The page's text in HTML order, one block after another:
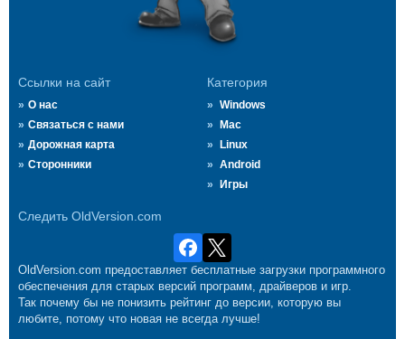
Ссылки на сайт
О нас
Связаться с нами
Дорожная карта
Сторонники
Категория
Windows
Mac
Linux
Android
Игры
Следить OldVersion.com
OldVersion.com предоставляет бесплатные загрузки программного
обеспечения для старых версий программ, драйверов и игр.
Так почему бы не понизить рейтинг до версии, которую вы
любите, потому что новая не всегда лучше!